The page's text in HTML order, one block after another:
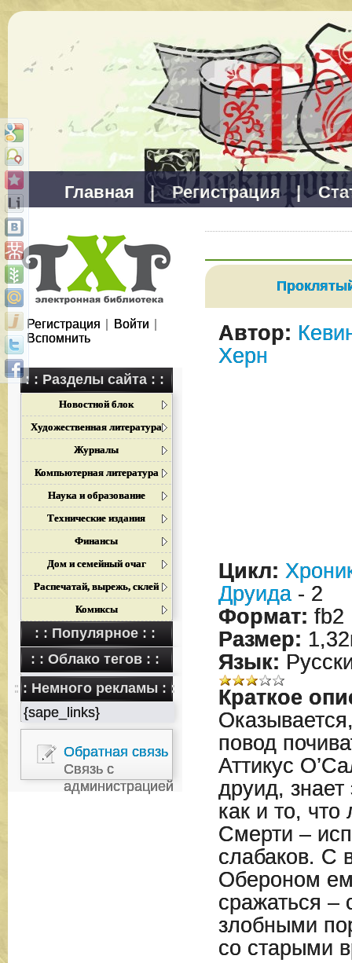
Главная | Регистрация |
Регистрация Войти
Вспомнить
: : Разделы сайта : :
Новостной блок
Художественная литература
Журналы
Компьютерная литература
Наука и образование
Технические издания
Финансы
Дом и семейный очаг
Распечатай, вырежь, склей
Комиксы
: : Популярное : :
: : Облако тегов : :
: : Немного рекламы : :
{sape_links}
Обратная связь
Связь с
администрацией
Автор:
Херн
Цикл:
Друида- 2
Формат: fb2
Размер:
Язык:
Краткое
повод
Аттикус
друид,
как и то, что
Смерти –
слабаков. С
Обероном
сражаться –
злобными
со старыми